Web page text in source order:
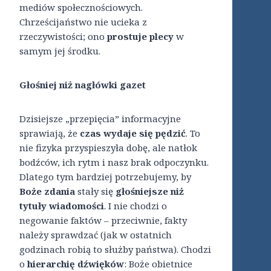
mediów społecznościowych.
Chrześcijaństwo nie ucieka z
rzeczywistości; ono prostuje plecy w
samym jej środku.
Głośniej niż nagłówki gazet
Dzisiejsze „przepięcia” informacyjne
sprawiają, że czas wydaje się pędzić. To
nie fizyka przyspieszyła dobę, ale natłok
bodźców, ich rytm i nasz brak odpoczynku.
Dlatego tym bardziej potrzebujemy, by
Boże zdania stały się głośniejsze niż
tytuły wiadomości. I nie chodzi o
negowanie faktów – przeciwnie, fakty
należy sprawdzać (jak w ostatnich
godzinach robią to służby państwa). Chodzi
ohierarchię dźwięków: Boże obietnice